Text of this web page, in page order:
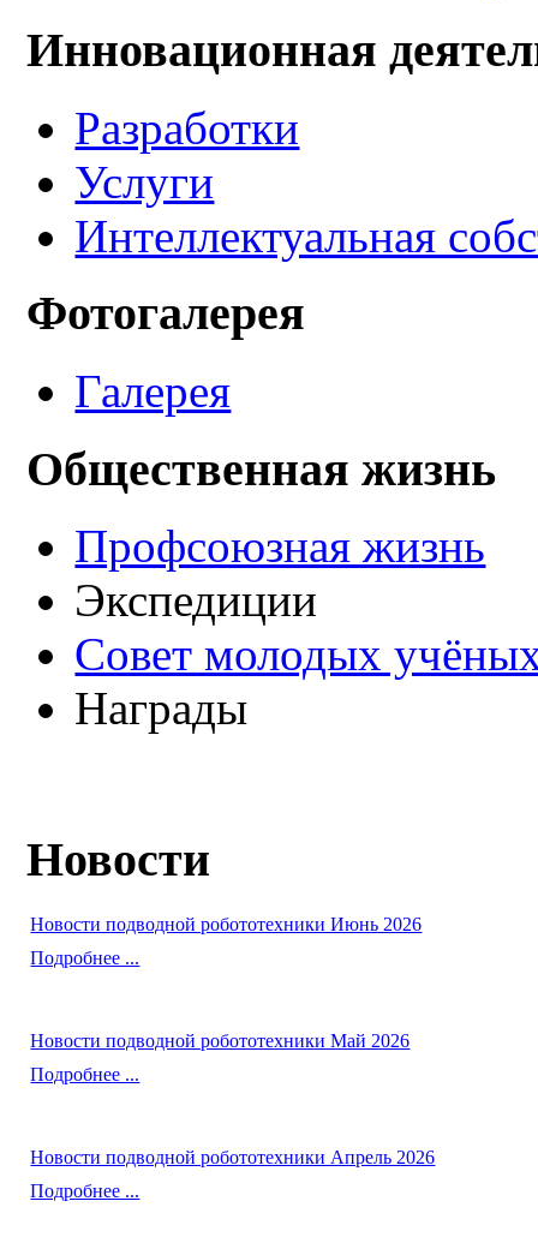
Инновационная
Разработки
Услуги
Интеллектуальная
Фотогалерея
Галерея
Общественная жизнь
Профсоюзная жизнь
Экспедиции
Совет молодых
Награды
Новости
Новости подводной робототехники Июнь 2026
Подробнее ...
Новости подводной робототехники Май 2026
Подробнее ...
Новости подводной робототехники Апрель 2026
Подробнее ...